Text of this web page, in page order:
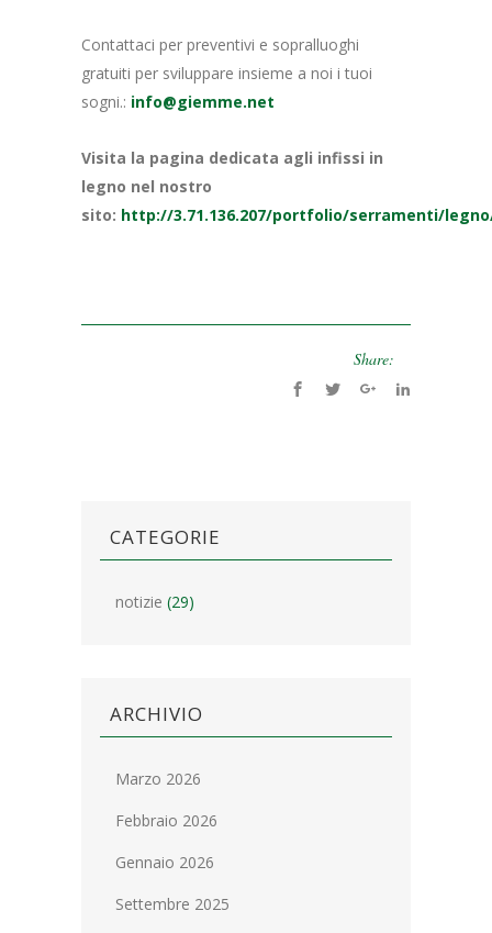
Contattaci per preventivi e sopralluoghi
gratuiti per sviluppare insieme a noi i tuoi
sogni.: info@giemme.net
Visita la pagina dedicata agli infissi in
legno nel nostro
sito: http://3.71.136.207/portfolio/serramenti/
Share:
CATEGORIE
notizie (29)
ARCHIVIO
Marzo 2026
Febbraio 2026
Gennaio 2026
Settembre 2025